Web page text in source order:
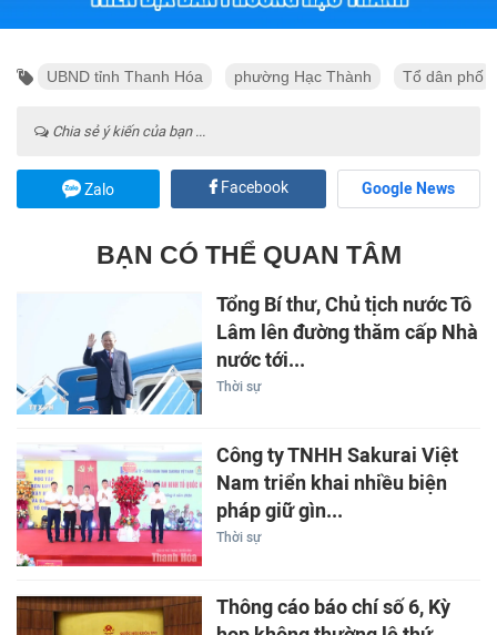
UBND tỉnh Thanh Hóa phường Hạc Thành Tổ dân phố
Chia sẻ ý kiến của bạn ...
Zalo Facebook Google News
BẠN CÓ THỂ QUAN TÂM
Tổng Bí thư, Chủ tịch nước Tô
Lâm lên đường thăm cấp Nhà
nước tới...
Thời sự
Công ty TNHH Sakurai Việt
Nam triển khai nhiều biện
pháp giữ gìn...
Thời sự
Thông cáo báo chí số 6, Kỳ